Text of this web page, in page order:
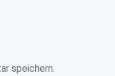
speichern.